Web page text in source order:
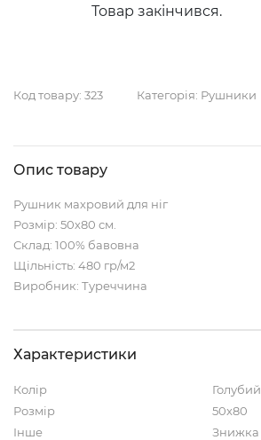
Товар закінчився.
Код товару: 323 Категорія: Рушники
Опис товару
Рушник махровий для ніг
Розмір: 50х80 см.
Склад: 100% бавовна
Щільність: 480 гр/м2
Виробник: Туреччина
Характеристики
Колір
Голубий
Розмір
50x80
Інше
Знижка